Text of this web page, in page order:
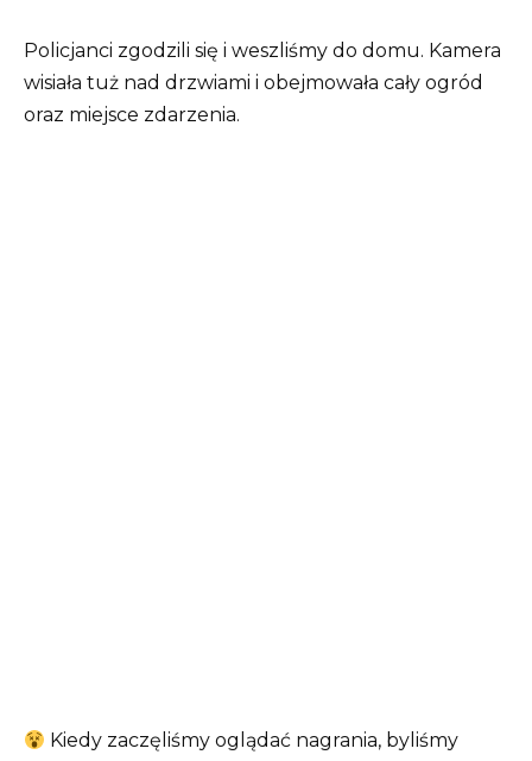
Policjanci zgodzili się i weszliśmy do domu. Kamera
wisiała tuż nad drzwiami i obejmowała cały ogród
oraz miejsce zdarzenia.
Kiedy zaczęliśmy oglądać nagrania, byliśmy